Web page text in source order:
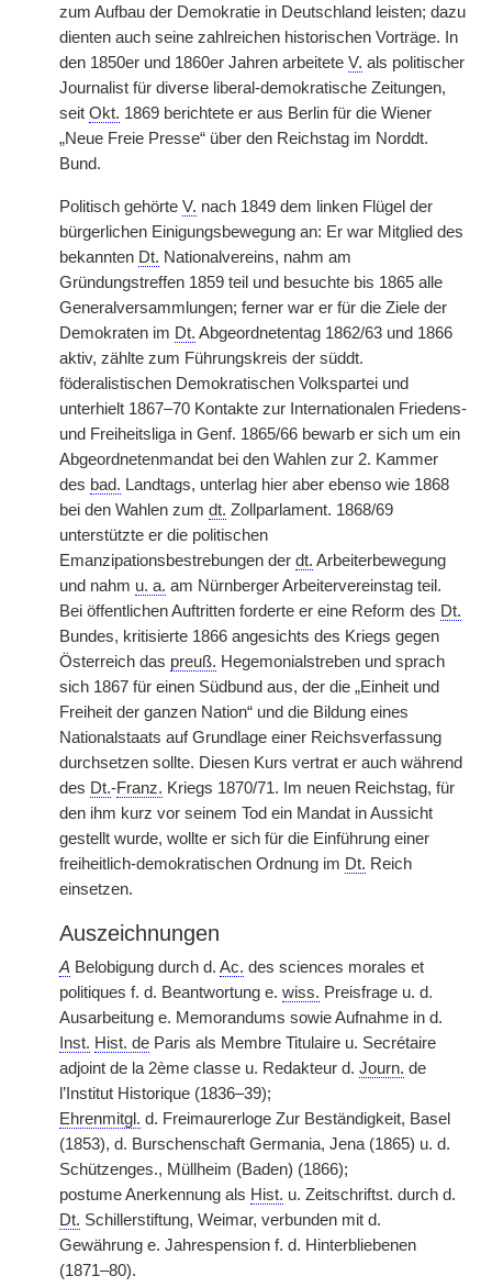
zum Aufbau der Demokratie in Deutschland leisten; dazu
dienten auch seine zahlreichen historischen Vorträge. In
den 1850er und 1860er Jahren arbeitete V. als politischer
Journalist für diverse liberal-demokratische Zeitungen,
seit Okt. 1869 berichtete er aus Berlin für die Wiener
„Neue Freie Presse“ über den Reichstag im Norddt.
Bund.
Politisch gehörte V. nach 1849 dem linken Flügel der
bürgerlichen Einigungsbewegung an: Er war Mitglied des
bekannten Dt. Nationalvereins, nahm am
Gründungstreffen 1859 teil und besuchte bis 1865 alle
Generalversammlungen; ferner war er für die Ziele der
Demokraten im Dt. Abgeordnetentag 1862/63 und 1866
aktiv, zählte zum Führungskreis der süddt.
föderalistischen Demokratischen Volkspartei und
unterhielt 1867–70 Kontakte zur Internationalen Friedens-
und Freiheitsliga in Genf. 1865/66 bewarb er sich um ein
Abgeordnetenmandat bei den Wahlen zur 2. Kammer
des bad. Landtags, unterlag hier aber ebenso wie 1868
bei den Wahlen zum dt. Zollparlament. 1868/69
unterstützte er die politischen
Emanzipationsbestrebungen der dt. Arbeiterbewegung
und nahm u. a. am Nürnberger Arbeitervereinstag teil.
Bei öffentlichen Auftritten forderte er eine Reform des Dt.
Bundes, kritisierte 1866 angesichts des Kriegs gegen
Österreich das preuß. Hegemonialstreben und sprach
sich 1867 für einen Südbund aus, der die „Einheit und
Freiheit der ganzen Nation“ und die Bildung eines
Nationalstaats auf Grundlage einer Reichsverfassung
durchsetzen sollte. Diesen Kurs vertrat er auch während
des Dt.-Franz. Kriegs 1870/71. Im neuen Reichstag, für
den ihm kurz vor seinem Tod ein Mandat in Aussicht
gestellt wurde, wollte er sich für die Einführung einer
freiheitlich-demokratischen Ordnung im Dt. Reich
einsetzen.
Auszeichnungen
A Belobigung durch d. Ac. des sciences morales et
politiques f. d. Beantwortung e. wiss. Preisfrage u. d.
Ausarbeitung e. Memorandums sowie Aufnahme in d.
Inst. Hist. de Paris als Membre Titulaire u. Secrétaire
adjoint de la 2ème classe u. Redakteur d. Journ. de
l’Institut Historique (1836–39);
Ehrenmitgl. d. Freimaurerloge Zur Beständigkeit, Basel
(1853), d. Burschenschaft Germania, Jena (1865) u. d.
Schützenges., Müllheim (Baden) (1866);
postume Anerkennung als Hist. u. Zeitschriftst. durch d.
Dt. Schillerstiftung, Weimar, verbunden mit d.
Gewährung e. Jahrespension f. d. Hinterbliebenen
(1871–80).